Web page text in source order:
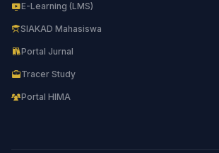
E-Learning (LMS)
SIAKAD Mahasiswa
Portal Jurnal
Tracer Study
Portal HIMA